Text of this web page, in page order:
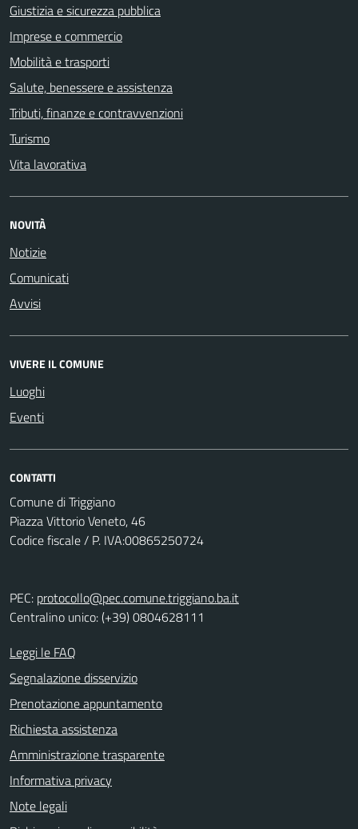
Giustizia e sicurezza pubblica
Imprese e commercio
Mobilità e trasporti
Salute, benessere e assistenza
Tributi, finanze e contravvenzioni
Turismo
Vita lavorativa
NOVITÀ
Notizie
Comunicati
Avvisi
VIVERE IL COMUNE
Luoghi
Eventi
CONTATTI
Comune di Triggiano
Piazza Vittorio Veneto, 46
Codice fiscale / P. IVA:00865250724
PEC: protocollo@pec.comune.triggiano.ba.it
Centralino unico: (+39) 0804628111
Leggi le FAQ
Segnalazione disservizio
Prenotazione appuntamento
Richiesta assistenza
Amministrazione trasparente
Informativa privacy
Note legali